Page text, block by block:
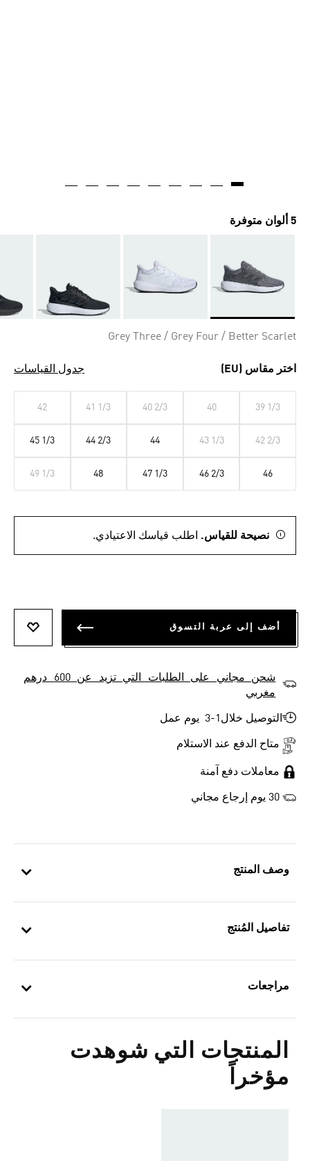
وصف المنتج
تفاصيل المُنتج
مراجعات
المنتجات التي شوهدت
مؤخراً
5 ألوان متوفرة
Grey Three / Grey Four / Better Scarlet
اختر مقاس (EU) جدول القياسات
39 1/3
40
40 2/3
41 1/3
42
42 2/3
43 1/3
44
44 2/3
45 1/3
46
46 2/3
47 1/3
48
49 1/3
نصيحة للقياس. اطلب قياسك الاعتيادي.
أضف إلى عربة التسوق
شحن مجاني على الطلبات التي تزيد عن 600 درهم
مغربي
التوصيل خلال1-3 يوم عمل
متاح الدفع عند الاستلام
معاملات دفع آمنة